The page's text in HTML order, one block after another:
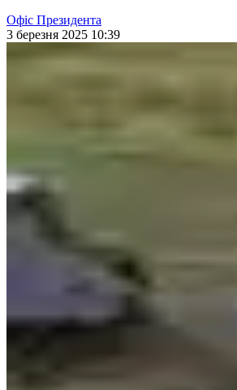
Офіс Президента
3 березня 2025 10:39